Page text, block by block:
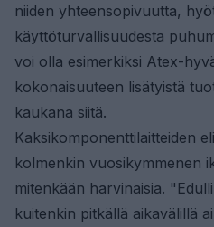
niiden yhteensopivuutta,
käyttöturvallisuudesta
voi olla esimerkiksi Atex-
kokonaisuuteen lisätyistä
kaukana siitä.
Kaksikomponenttilaitteiden
kolmenkin vuosikymmenen
mitenkään harvinaisia.
kuitenkin pitkällä aikavälillä